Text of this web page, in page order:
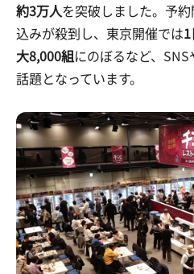
約3万人を突破しました。予
込みが殺到し、東京開催では
大8,000組にのぼるなど、
話題となっています。